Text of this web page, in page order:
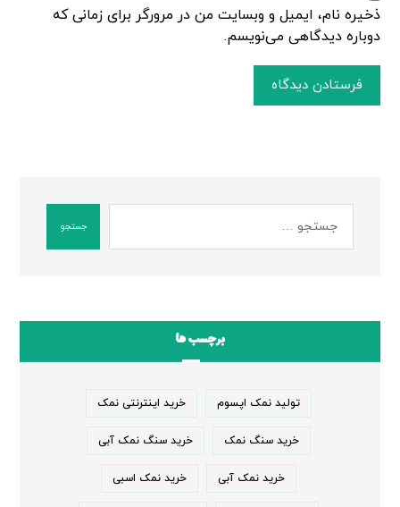
ذخیره نام، ایمیل و وبسایت من در مرورگر برای زمانی که
دوباره دیدگاهی می‌نویسم.
فرستادن دیدگاه
جستجو
برچسب ها
تولید نمک اپسوم خرید اینترنتی نمک
خرید سنگ نمک خرید سنگ نمک آبی
خرید نمک آبی خرید نمک اسبی